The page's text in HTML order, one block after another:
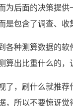
为后面的决策提
是包含了调查、收
各种测算数据的软
算出比重什么的，
，所以不要惊讶